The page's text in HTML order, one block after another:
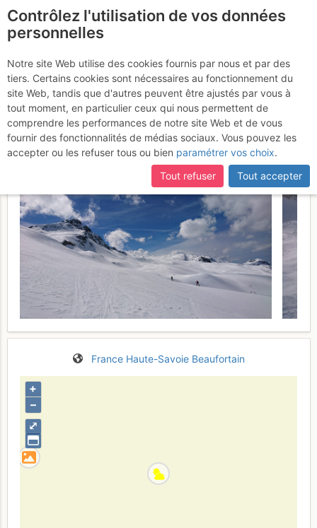
Col des Chasseurs :
Traversée Col Fenêtre -
Cicle - Chasseurs
Jeudi 23 mars
2017
France Haute-Savoie Beaufortain
⤢
+
–
Contrôlez l'utilisation de vos données
personnelles
Notre site Web utilise des cookies fournis par nous et par des
tiers. Certains cookies sont nécessaires au fonctionnement du
site Web, tandis que d'autres peuvent être ajustés par vous à
tout moment, en particulier ceux qui nous permettent de
comprendre les performances de notre site Web et de vous
fournir des fonctionnalités de médias sociaux. Vous pouvez les
accepter ou les refuser tous ou bien paramétrer vos choix.
Tout refuser
Tout accepter